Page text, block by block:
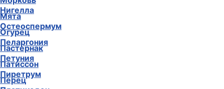
Нигелла
Остеоспермум
Пеларгония
Петуния
Пиретрум
Мята
Огурец
Пастернак
Патиссон
Перец